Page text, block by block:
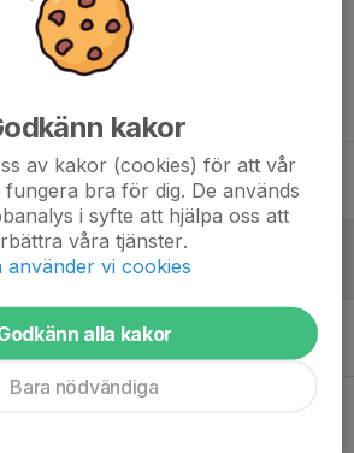
fotbollskolan 2026
kakor
av kakor (cookies) för att vår
bra för dig. De används
i syfte att hjälpa oss att
våra tjänster.
använder vi cookies
alla kakor
Bara nödvändiga